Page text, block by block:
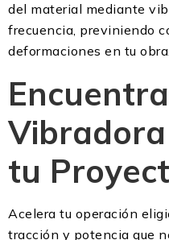
del material mediante
frecuencia, previniendo
deformaciones en tu obra.
tu
Acelera tu operación
tracción y potencia que